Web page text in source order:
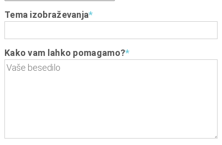
Tema izobraževanja*
Kako vam lahko pomagamo?*